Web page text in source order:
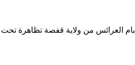
في اطار الاحتفالات بشهر التراث،، نظمت دار الشباب1